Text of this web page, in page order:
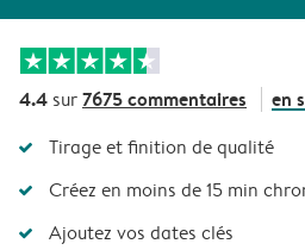
4.4 sur7675 commentaires en
Tirage et finition de qualité
Créez en moins de 15 min
Ajoutez vos dates clés